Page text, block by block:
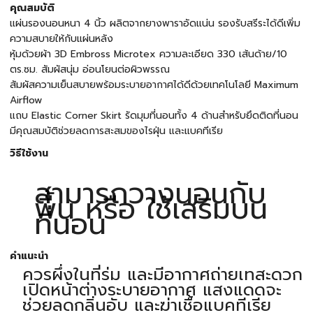
คุณสมบัติ
แผ่นรองนอนหนา 4 นิ้ว ผลิตจากยางพาราอัดแน่น รองรับสรีระได้ดีเพิ่ม
ความสบายให้กับแผ่นหลัง
หุ้มด้วยผ้า 3D Embross Microtex ความละเอียด 330 เส้นด้าย/10
ตร.ซม. สัมผัสนุ่ม อ่อนโยนต่อผิวพรรณ
สัมผัสความเย็นสบายพร้อมระบายอากาศได้ดีด้วยเทคโนโลยี Maximum
Airflow
แถบ Elastic Corner Skirt รัดมุมที่นอนทั้ง 4 ด้านสำหรับยึดติดที่นอน
มีคุณสมบัติช่วยลดการสะสมของไรฝุ่น และแบคทีเรีย
วิธีใช้งาน
สามารถวางนอนกับ
พื้น หรือ ใช้เสริมบน
ที่นอน
คำแนะนำ
ควรผึ่งในที่ร่ม และมีอากาศถ่ายเทสะดวก
เปิดหน้าต่างระบายอากาศ แสงแดดจะ
ช่วยลดกลิ่นอับ และฆ่าเชื้อแบคทีเรีย